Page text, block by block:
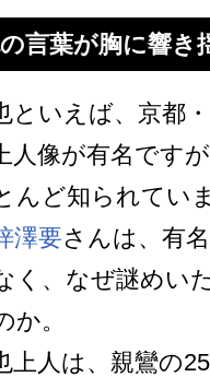
言葉が胸に響き
いえば、京都
人像が有名です
んど知られてい
澤要さんは、有
く、なぜ謎めい
か。
上人は、親鸞の